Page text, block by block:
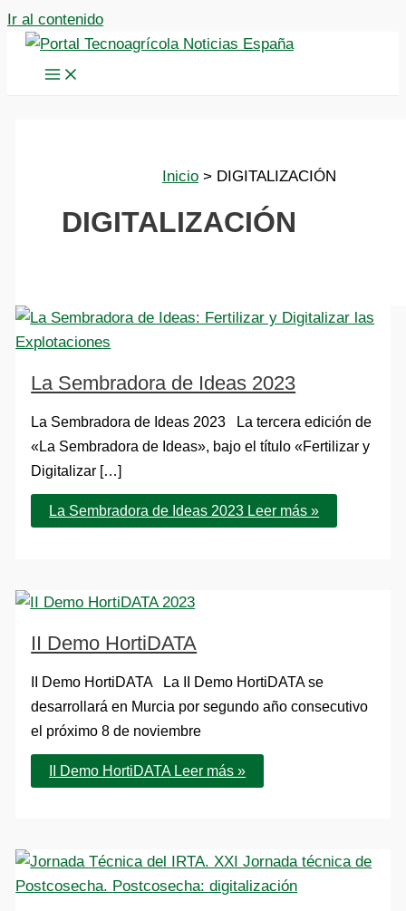
Ir al contenido
Inicio DIGITALIZACIÓN
DIGITALIZACIÓN
La Sembradora de Ideas 2023
La Sembradora de Ideas 2023 La tercera edición de
«La Sembradora de Ideas», bajo el título «Fertilizar y
Digitalizar […]
La Sembradora de Ideas 2023 Leer más »
II Demo HortiDATA
II Demo HortiDATA La II Demo HortiDATA se
desarrollará en Murcia por segundo año consecutivo
el próximo 8 de noviembre
II Demo HortiDATALeer más »